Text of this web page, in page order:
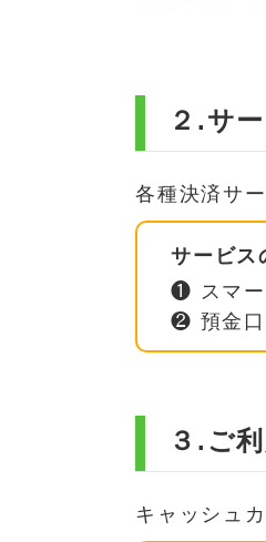
２.サ
各種決済サ
サービス
❶ スマー
❷ 預金口
３.ご
キャッシュ